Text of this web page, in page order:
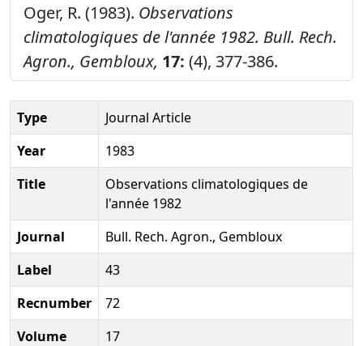
Oger, R. (1983). Observations
climatologiques de l'année 1982. Bull. Rech.
Agron., Gembloux, 17: (4), 377-386.
Type
Journal Article
Year
1983
Title
Observations climatologiques de
l'année 1982
Journal
Bull. Rech. Agron., Gembloux
Label
43
Recnumber
72
Volume
17